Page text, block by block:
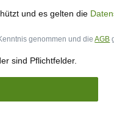
und es gelten die
genommen und dieAGB
sind Pflichtfelder.